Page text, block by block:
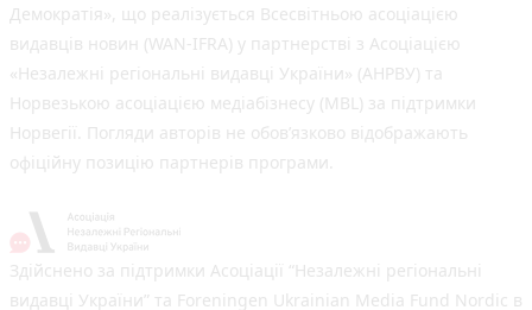
Демократія», що реалізується Всесвітньою асоціацією
видавців новин (WAN-IFRA) у партнерстві з Асоціацією
«Незалежні регіональні видавці України» (АНРВУ) та
Норвезькою асоціацією медіабізнесу (MBL) за підтримки
Норвегії. Погляди авторів не обов’язково відображають
офіційну позицію партнерів програми.
Здійснено за підтримки Асоціації “Незалежні регіональні
видавці України” та Foreningen Ukrainian Media Fund Nordic в